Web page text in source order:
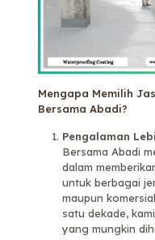
Mengapa Memilih
Bersama Abadi?
Pengalaman
Bersama Abadi
dalam
untuk berbagai
maupun
satu dekade,
yang mungkin